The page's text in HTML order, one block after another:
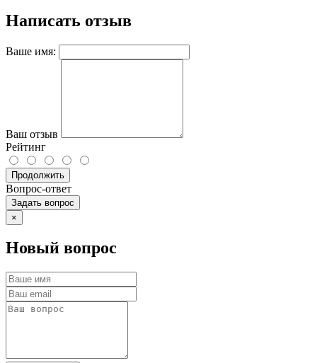
Написать отзыв
Ваше имя:
Ваш отзыв
Рейтинг
Продолжить
Вопрос-ответ
Задать вопрос
×
Новый вопрос